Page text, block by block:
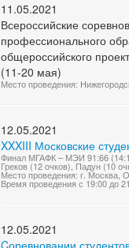
11.05.2021
Всероссийские
профессионального
общероссийского
(11-20 мая)
Место проведения:
12.05.2021
XXXIII Московские
Финал МГАФК – МЭИ 91:66
Греков (12 очков), Падун (10
Место проведения: г. Москва,
Время проведения с 19:00 до
12.05.2021
Cоревновании